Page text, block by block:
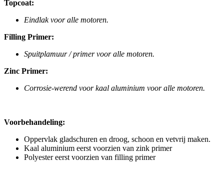
Topcoat:
Eindlak voor alle motoren.
Filling Primer:
Spuitplamuur / primer voor alle motoren.
Zinc Primer:
Corrosie-werend voor kaal aluminium voor alle motoren.
Voorbehandeling:
Oppervlak gladschuren en droog, schoon en vetvrij maken.
Kaal aluminium eerst voorzien van zink primer
Polyester eerst voorzien van filling primer